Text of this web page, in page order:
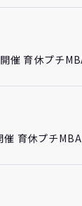
催 育休プチ
育休プチ